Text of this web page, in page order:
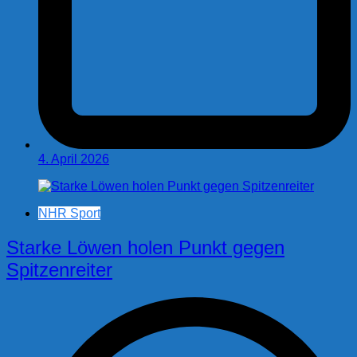
4. April 2026
NHR Sport
Starke Löwen holen Punkt gegen
Spitzenreiter